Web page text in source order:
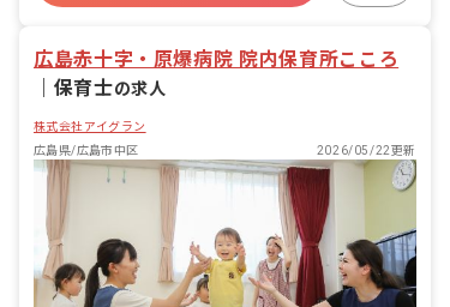
広島赤十字・原爆病院 院内保育所こころ
保育士の求人
株式会社アイグラン
広島県/広島市中区
2026/05/22更新